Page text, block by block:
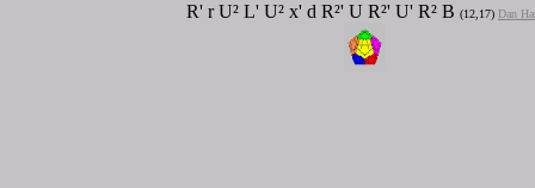
R' r U² L' U² x' d R²' U R²' U' R² B (12,17) Dan